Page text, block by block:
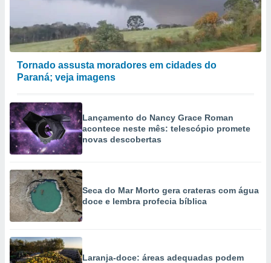
Tornado assusta moradores em cidades do
Paraná; veja imagens
Lançamento do Nancy Grace Roman
acontece neste mês: telescópio promete
novas descobertas
Seca do Mar Morto gera crateras com água
doce e lembra profecia bíblica
Laranja-doce: áreas adequadas podem